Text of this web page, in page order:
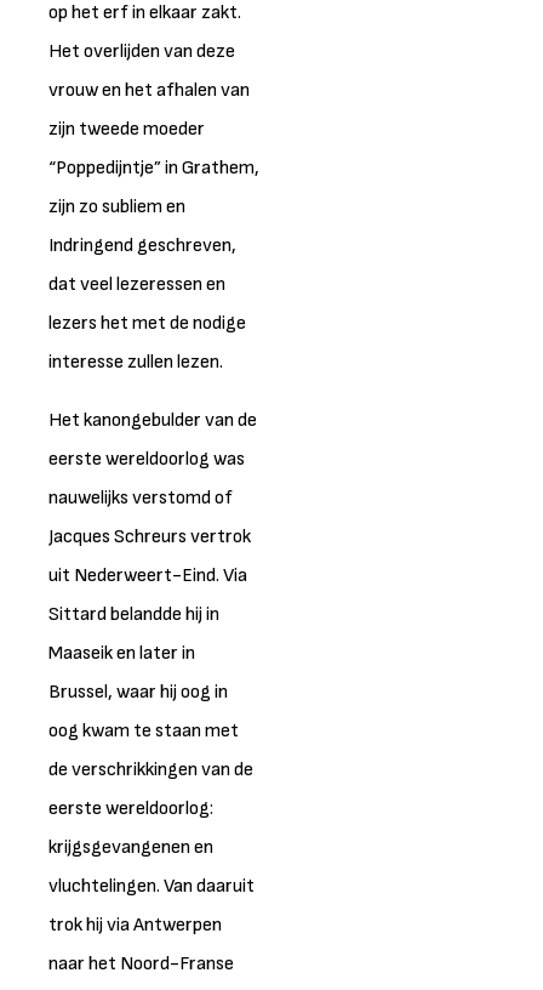
op het erf in elkaar zakt.
Het overlijden van deze
vrouw en het afhalen van
zijn tweede moeder
“Poppedijntje” in Grathem,
zijn zo subliem en
Indringend geschreven,
dat veel lezeressen en
lezers het met de nodige
interesse zullen lezen.
Het kanongebulder van de
eerste wereldoorlog was
nauwelijks verstomd of
Jacques Schreurs vertrok
uit Nederweert-Eind. Via
Sittard belandde hij in
Maaseik en later in
Brussel, waar hij oog in
oog kwam te staan met
de verschrikkingen van de
eerste wereldoorlog:
krijgsgevangenen en
vluchtelingen. Van daaruit
trok hij via Antwerpen
naar het Noord-Franse